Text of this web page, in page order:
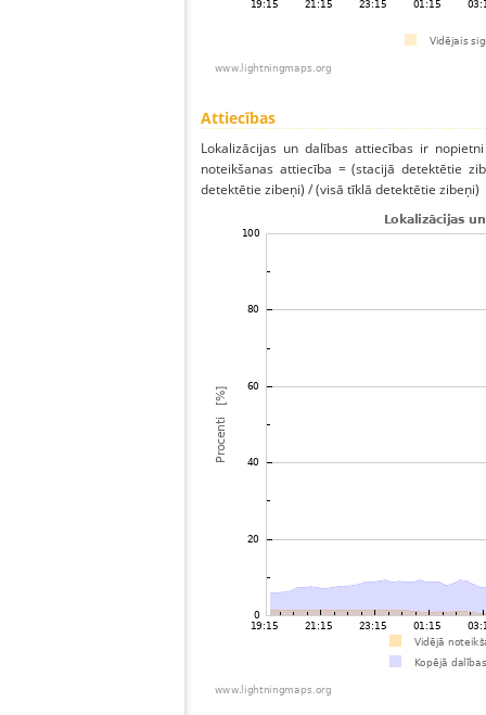
Attiecības
Lokalizācijas un dalības attiecības ir
noteikšanas attiecība = (stacijā detektētie
detektētie zibeņi) / (visā tīklā detektētie zibeņi)